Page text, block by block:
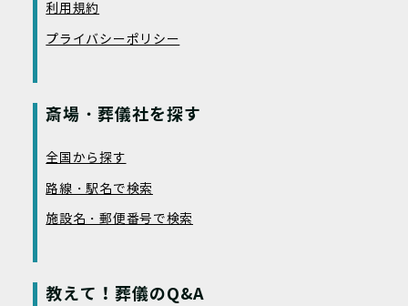
利用規約
プライバシーポリシー
斎場・葬儀社を探す
全国から探す
路線・駅名で検索
施設名・郵便番号で検索
教えて！葬儀のQ&A